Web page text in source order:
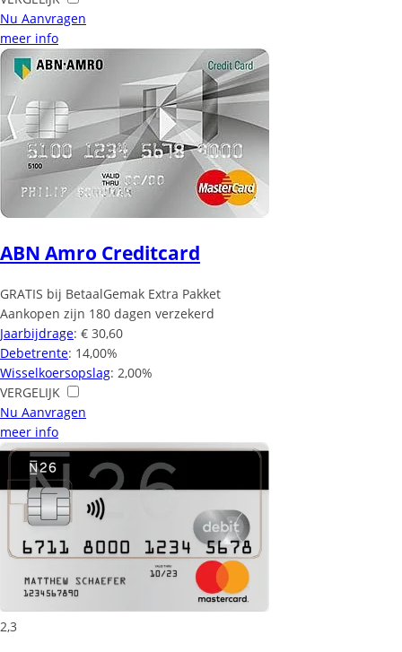
Nu Aanvragen
meer info
ABN Amro Creditcard
GRATIS bij BetaalGemak Extra Pakket
Aankopen zijn 180 dagen verzekerd
Jaarbijdrage: € 30,60
Debetrente: 14,00%
Wisselkoersopslag: 2,00%
VERGELIJK
Nu Aanvragen
meer info
2,3